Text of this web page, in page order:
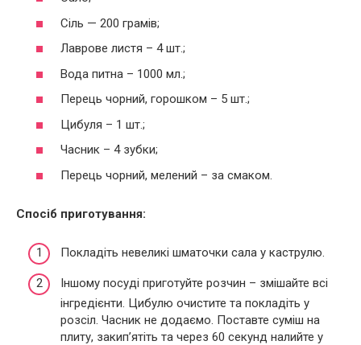
Сіль — 200 грамів;
Лаврове листя – 4 шт.;
Вода питна – 1000 мл.;
Перець чорний, горошком – 5 шт.;
Цибуля – 1 шт.;
Часник – 4 зубки;
Перець чорний, мелений – за смаком.
Спосіб приготування:
Покладіть невеликі шматочки сала у каструлю.
Іншому посуді приготуйте розчин – змішайте всі
інгредієнти. Цибулю очистите та покладіть у
розсіл. Часник не додаємо. Поставте суміш на
плиту, закип’ятіть та через 60 секунд налийте у